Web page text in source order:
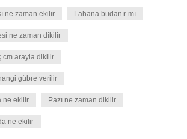
ne zaman ekilir Lahana budanır mı
ne zaman dikilir
cm arayla dikilir
gübre verilir
ne ekilir Pazı ne zaman dikilir
ne ekilir